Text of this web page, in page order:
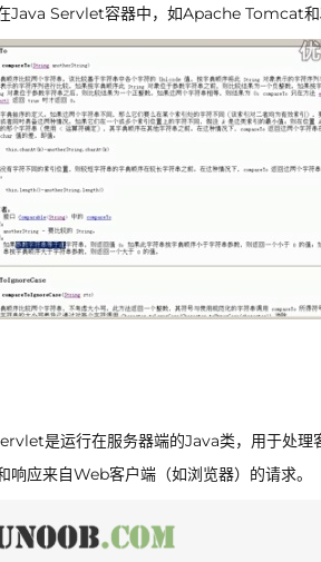
Java Servlet容器中，如Apache Tomcat和
是运行在服务器端的Java类，用于处
响应来自Web客户端（如浏览器）的请求。